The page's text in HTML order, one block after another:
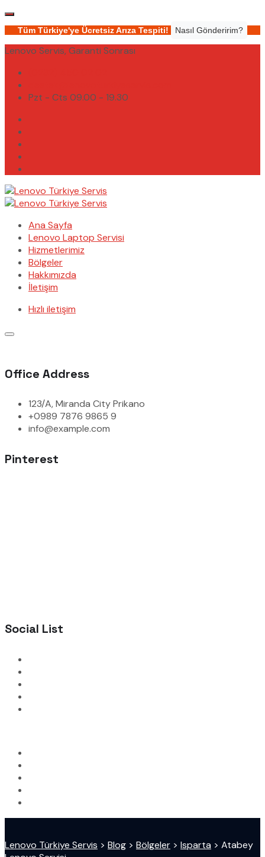
Tüm Türkiye'ye Ücretsiz Arıza Tespiti! Nasıl Gönderirim?
Lenovo Servis, Garanti Sonrası
Pzt - Cts 09.00 - 19.30
Ana Sayfa
Lenovo Laptop Servisi
Hizmetlerimiz
Bölgeler
Hakkımızda
İletişim
Hızlı iletişim
Office Address
123/A, Miranda City Prikano
+0989 7876 9865 9
info@example.com
Pinterest
Social List
Lenovo Türkiye Servis > Blog > Bölgeler > Isparta > Atabey